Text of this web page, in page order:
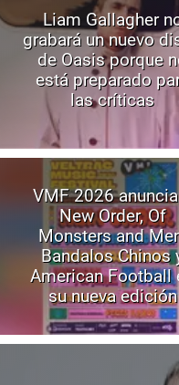
Liam Gallagher
grabará un nuevo
de Oasis porque
está preparado
las críticas
VMF 2026
New Order, Of
Monsters and
Bandalos Chinos
American Football
su nueva edición